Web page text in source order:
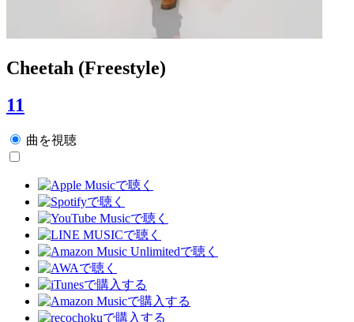
Cheetah (Freestyle)
11
曲を視聴